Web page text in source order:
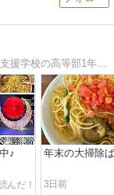
自閉症で重度知的障害ありの双子男子（特別支援学校の高等部1年）を日々、泣いたり笑ったりしながら育てています。双子は最近、読者さんに「可能性のカタマリ君たち」と呼ばれるようになりました。
♪ 年末の大掃除
3日前